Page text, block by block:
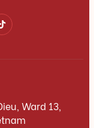
Ward 13,